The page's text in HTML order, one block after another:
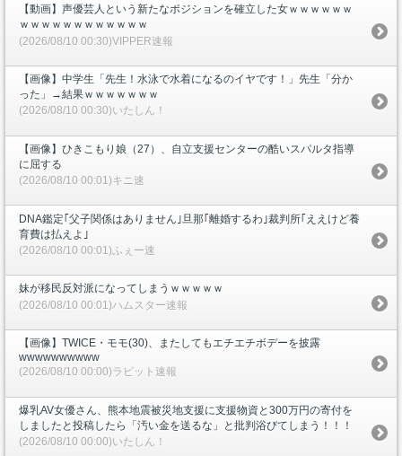
【動画】声優芸人という新たなポジションを確立した女ｗｗｗｗｗｗ
ｗｗｗｗｗｗｗｗｗｗｗｗ
(2026/08/10 00:30)VIPPER速報
【画像】中学生「先生！水泳で水着になるのイヤです！」先生「分か
った」→結果ｗｗｗｗｗｗｗ
(2026/08/10 00:30)いたしん！
【画像】ひきこもり娘（27）、自立支援センターの酷いスパルタ指導
に屈する
(2026/08/10 00:01)キニ速
DNA鑑定｢父子関係はありません｣旦那｢離婚するわ｣裁判所｢ええけど養
育費は払えよ｣
(2026/08/10 00:01)ふぇー速
妹が移民反対派になってしまうｗｗｗｗｗ
(2026/08/10 00:01)ハムスター速報
【画像】TWICE・モモ(30)、またしてもエチエチボデーを披露
wwwwwwwwww
(2026/08/10 00:00)ラビット速報
爆乳AV女優さん、熊本地震被災地支援に支援物資と300万円の寄付を
しましたと投稿したら「汚い金を送るな」と批判浴びてしまう！！！
(2026/08/10 00:00)いたしん！